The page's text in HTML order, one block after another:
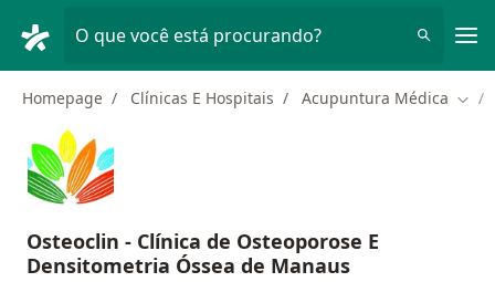
O que você está procurando?
Homepage Clínicas E Hospitais Acupuntura Médica
Osteoclin - Clínica de Osteoporose E
Densitometria Óssea de Manaus